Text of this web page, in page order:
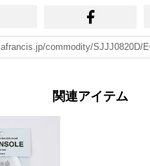
関連アイテム